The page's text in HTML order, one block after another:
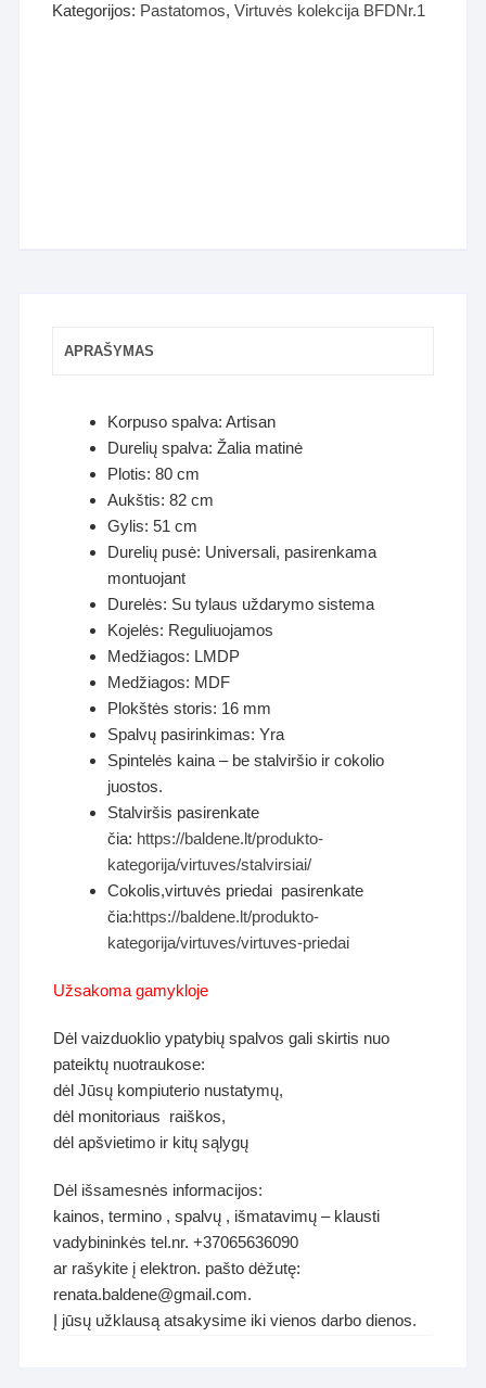
Kategorijos: Pastatomos,Virtuvės kolekcija BFDNr.1
APRAŠYMAS
Korpuso spalva: Artisan
Durelių spalva: Žalia matinė
Plotis: 80 cm
Aukštis: 82 cm
Gylis: 51 cm
Durelių pusė: Universali, pasirenkama
montuojant
Durelės: Su tylaus uždarymo sistema
Kojelės: Reguliuojamos
Medžiagos: LMDP
Medžiagos: MDF
Plokštės storis: 16 mm
Spalvų pasirinkimas: Yra
Spintelės kaina – be stalviršio ir cokolio
juostos.
Stalviršis pasirenkate
čia: https://baldene.lt/produkto-
kategorija/virtuves/stalvirsiai/
Cokolis,virtuvės priedai pasirenkate
čia:https://baldene.lt/produkto-
kategorija/virtuves/virtuves-priedai
Užsakoma gamykloje
Dėl vaizduoklio ypatybių spalvos gali skirtis nuo
pateiktų nuotraukose:
dėl Jūsų kompiuterio nustatymų,
dėl monitoriaus raiškos,
dėl apšvietimo ir kitų sąlygų
Dėl išsamesnės informacijos:
kainos, termino , spalvų , išmatavimų – klausti
vadybininkės tel.nr. +37065636090
ar rašykite į elektron. pašto dėžutę:
renata.baldene@gmail.com.
Į jūsų užklausą atsakysime iki vienos darbo dienos.